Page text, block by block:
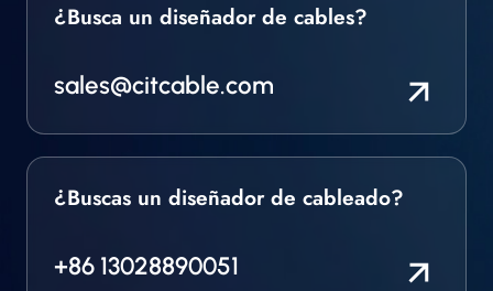
¿Busca un diseñador de cables?
sales@citcable.com
¿Buscas un diseñador de cableado?
+86 13028890051